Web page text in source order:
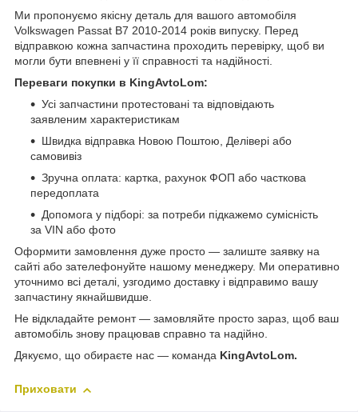
Ми пропонуємо якісну деталь для вашого автомобіля
Volkswagen Passat B7 2010-2014 років випуску. Перед
відправкою кожна запчастина проходить перевірку, щоб ви
могли бути впевнені у її справності та надійності.
Переваги покупки в KingAvtoLom:
Усі запчастини протестовані та відповідають
заявленим характеристикам
Швидка відправка Новою Поштою, Делівері або
самовивіз
Зручна оплата: картка, рахунок ФОП або часткова
передоплата
Допомога у підборі: за потреби підкажемо сумісність
за VIN або фото
Оформити замовлення дуже просто — залиште заявку на
сайті або зателефонуйте нашому менеджеру. Ми оперативно
уточнимо всі деталі, узгодимо доставку і відправимо вашу
запчастину якнайшвидше.
Не відкладайте ремонт — замовляйте просто зараз, щоб ваш
автомобіль знову працював справно та надійно.
Дякуємо, що обираєте нас — команда KingAvtoLom.
Приховати